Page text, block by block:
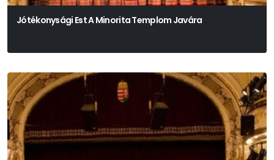
Jótékonysági Est A Minorita Templom Javára